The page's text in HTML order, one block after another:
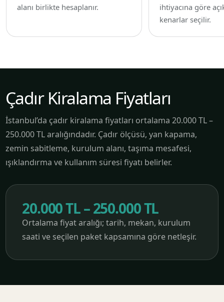
alanı birlikte hesaplanır.
ihtiyacına göre
kenarlar seçilir.
Çadır Kiralama Fiyatları
İstanbul’da çadır kiralama fiyatları ortalama 20.000 TL –
250.000 TL aralığındadır. Çadır ölçüsü, yan kapama,
zemin sabitleme, kurulum alanı, taşıma mesafesi,
ışıklandırma ve kullanım süresi fiyatı belirler.
20.000 TL – 250.000 TL
Ortalama fiyat aralığı; tarih, mekan, kurulum
saati ve seçilen paket kapsamına göre netleşir.